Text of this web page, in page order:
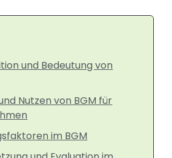
und Bedeutung von
Nutzen von BGM für
im BGM